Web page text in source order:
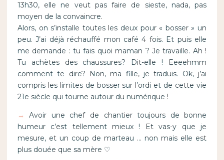
13h30, elle ne veut pas faire de sieste, nada, pas
moyen de la convaincre.
Alors, on s’installe toutes les deux pour « bosser » un
peu. J’ai déjà réchauffé mon café 4 fois. Et puis elle
me demande : tu fais quoi maman ? Je travaille. Ah !
Tu achètes des chaussures? Dit-elle ! Eeeehmm
comment te dire? Non, ma fille, je traduis. Ok, j’ai
compris les limites de bosser sur l’ordi et de cette vie
21e siècle qui tourne autour du numérique !
→
Avoir une chef de chantier toujours de bonne
humeur c’est tellement mieux ! Et vas-y que je
mesure, et un coup de marteau … non mais elle est
plus douée que sa mère ♡